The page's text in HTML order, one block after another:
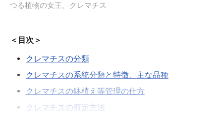
つる植物の女王、クレマチス
＜目次＞
クレマチスの分類
クレマチスの系統分類と特徴、主な品種
クレマチスの鉢植え等管理の仕方
クレマチスの剪定方法